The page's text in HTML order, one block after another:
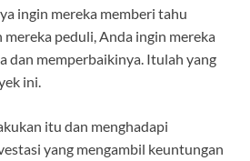
ingin mereka memberi tahu
peduli, Anda ingin mereka
dan memperbaikinya. Itulah yang
ini.
itu dan menghadapi
yang mengambil keuntungan